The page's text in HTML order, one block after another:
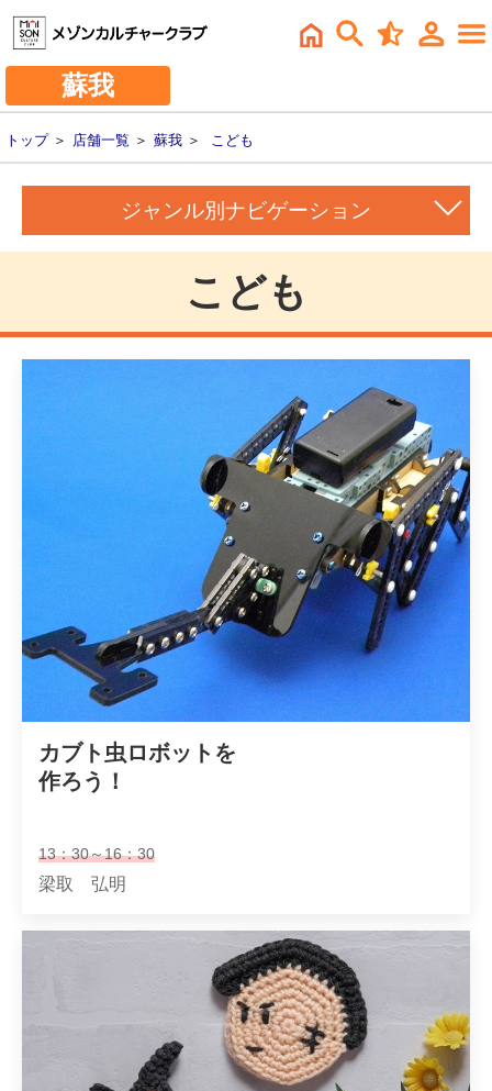
蘇我
トップ＞ 店舗一覧 ＞ 蘇我 ＞ こども
ジャンル別ナビゲーション
こども
カブト虫ロボットを
作ろう！
13：30～16：30
梁取 弘明